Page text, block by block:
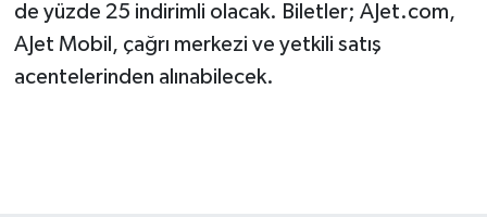
de yüzde 25 indirimli olacak. Biletler; AJet.com,
AJet Mobil, çağrı merkezi ve yetkili satış
acentelerinden alınabilecek.